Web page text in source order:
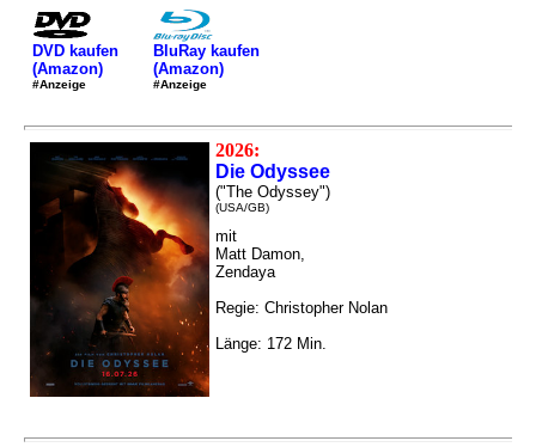
DVD kaufen
(Amazon)
#Anzeige
BluRay kaufen
(Amazon)
#Anzeige
2026:
Die Odyssee
("The Odyssey")
(USA/GB)
mit
Matt Damon,
Zendaya
Regie: Christopher Nolan
Länge: 172 Min.